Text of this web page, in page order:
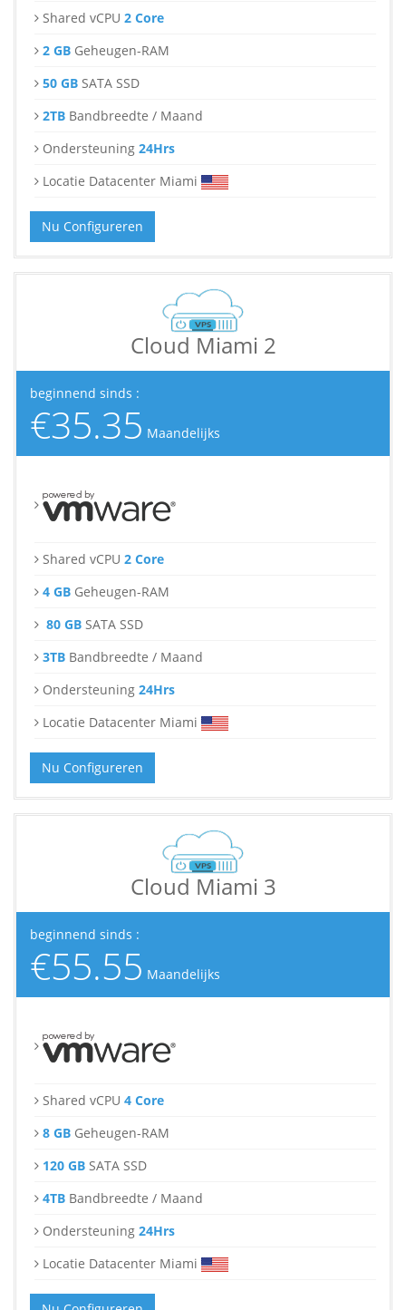
Shared vCPU 2 Core
2 GB Geheugen-RAM
50 GB SATA SSD
2TB Bandbreedte / Maand
Ondersteuning 24Hrs
Locatie Datacenter Miami
Nu Configureren
Cloud Miami 2
beginnend sinds :
€35.35 Maandelijks
Shared vCPU 2 Core
4 GB Geheugen-RAM
80 GB SATA SSD
3TB Bandbreedte / Maand
Ondersteuning 24Hrs
Locatie Datacenter Miami
Nu Configureren
Cloud Miami 3
beginnend sinds :
€55.55 Maandelijks
Shared vCPU 4 Core
8 GB Geheugen-RAM
120 GB SATA SSD
4TB Bandbreedte / Maand
Ondersteuning 24Hrs
Locatie Datacenter Miami